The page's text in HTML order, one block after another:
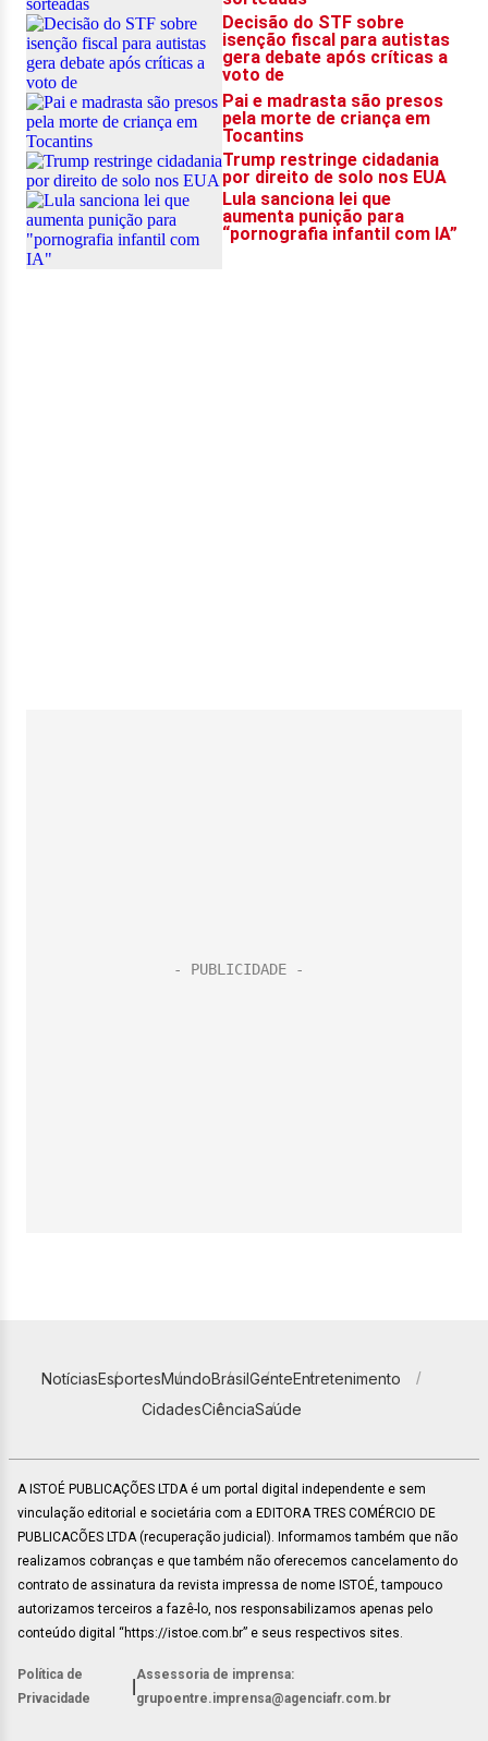
NotíciasEsportesMundoBrasilGenteEntretenimento
CidadesCiênciaSaúde
A ISTOÉ PUBLICAÇÕES LTDA é um portal digital independente e sem
vinculação editorial e societária com a EDITORA TRES COMÉRCIO DE
PUBLICACÕES LTDA (recuperação judicial). Informamos também que não
realizamos cobranças e que também não oferecemos cancelamento do
contrato de assinatura da revista impressa de nome ISTOÉ, tampouco
autorizamos terceiros a fazê-lo, nos responsabilizamos apenas pelo
conteúdo digital “https://istoe.com.br” e seus respectivos sites.
Política de
Privacidade
Assessoria de imprensa:
grupoentre.imprensa@agenciafr.com.br